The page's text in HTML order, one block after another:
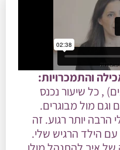
והתמכרויות:
שהיה לי (12 שנים) , כל שיעור נכנס
וגם מול מבוגרים.
הרבה יותר רגוע. זה
הילד הרגיש שלי.